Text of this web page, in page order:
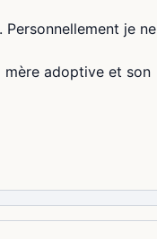
je ne
mère adoptive et son